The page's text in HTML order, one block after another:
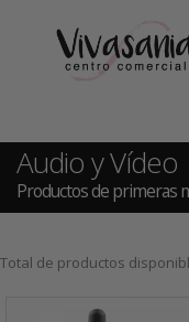
Audio y Vídeo
Productos de primeras
Total de productos